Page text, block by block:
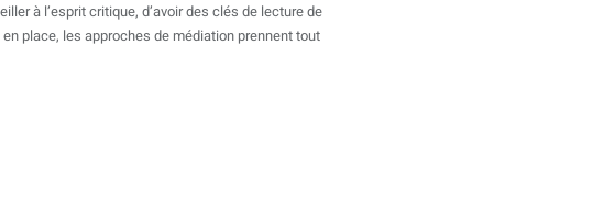
à l’esprit critique, d’avoir des clés de lecture de
place, les approches de médiation prennent tout